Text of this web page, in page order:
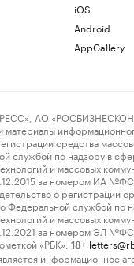
iOS
Android
AppGallery
АО
средства
службой по надзору в
и массовых
за номером ИА
о регистрации
Федеральной службой по
и массовых
за номером ЭЛ
«РБК».
18+
информационное